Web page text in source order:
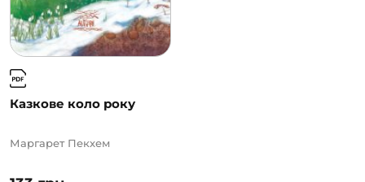
Казкове коло року
Маргарет Пекхем